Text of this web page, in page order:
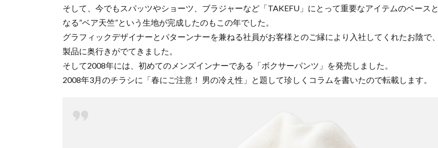
そして、今でもスパッツやショーツ、ブラジャーなど「TAKEFU」にとって重要なアイテムのベースと
なる”ベア天竺”という生地が完成したのもこの年でした。
グラフィックデザイナーとパターンナーを兼ねる社員がお客様とのご縁により入社してくれたお陰で、
製品に奥行きがでてきました。
そして2008年には、初めてのメンズインナーである「ボクサーパンツ」を発売しました。
2008年3月のチラシに「春にご注意！ 男の冷え性」と題して珍しくコラムを書いたので転載します。